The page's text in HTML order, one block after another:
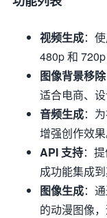
视频生成：
480p 和
图像背景移除
适合电商、设
音频生成：
增强创作效果
API 支持：
成功能集成到
图像生成：
的动漫图像